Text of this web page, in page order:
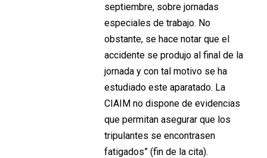
septiembre, sobre jornadas
especiales de trabajo. No
obstante, se hace notar que el
accidente se produjo al final de la
jornada y con tal motivo se ha
estudiado este aparatado. La
CIAIM no dispone de evidencias
que permitan asegurar que los
tripulantes se encontrasen
fatigados” (fin de la cita).